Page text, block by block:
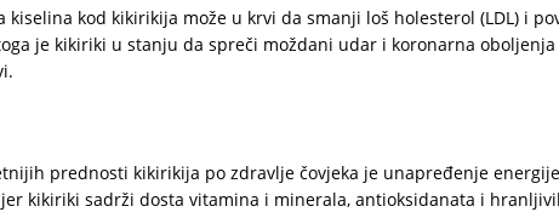
kiselina kod kikirikija može u krvi da smanji loš holesterol (LDL) i
je kikiriki u stanju da spreči moždani udar i koronarna
prednosti kikirikija po zdravlje čovjeka je unapređenje
kikiriki sadrži dosta vitamina i minerala, antioksidanata i